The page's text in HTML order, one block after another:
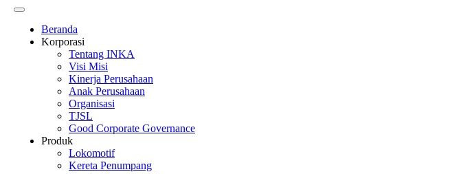
Beranda
Korporasi
Tentang INKA
Visi Misi
Kinerja Perusahaan
Anak Perusahaan
Organisasi
TJSL
Good Corporate Governance
Produk
Lokomotif
Kereta Penumpang